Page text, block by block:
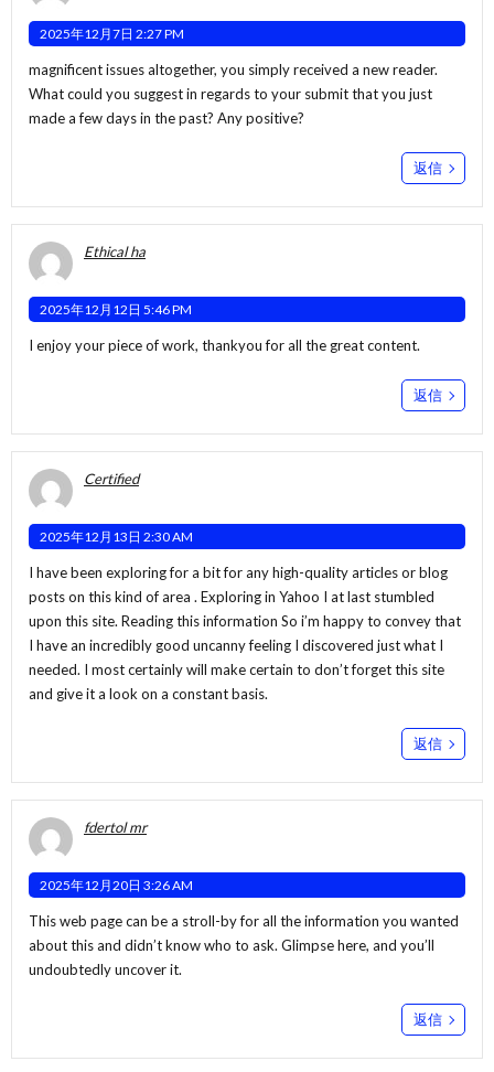
2025年12月7日 2:27 PM
magnificent issues altogether, you simply received a new reader.
What could you suggest in regards to your submit that you just
made a few days in the past? Any positive?
返信
Ethical ha
2025年12月12日 5:46 PM
I enjoy your piece of work, thankyou for all the great content.
返信
Certified
2025年12月13日 2:30 AM
I have been exploring for a bit for any high-quality articles or blog
posts on this kind of area . Exploring in Yahoo I at last stumbled
upon this site. Reading this information So i’m happy to convey that
I have an incredibly good uncanny feeling I discovered just what I
needed. I most certainly will make certain to don’t forget this site
and give it a look on a constant basis.
返信
fdertol mr
2025年12月20日 3:26 AM
This web page can be a stroll-by for all the information you wanted
about this and didn’t know who to ask. Glimpse here, and you’ll
undoubtedly uncover it.
返信